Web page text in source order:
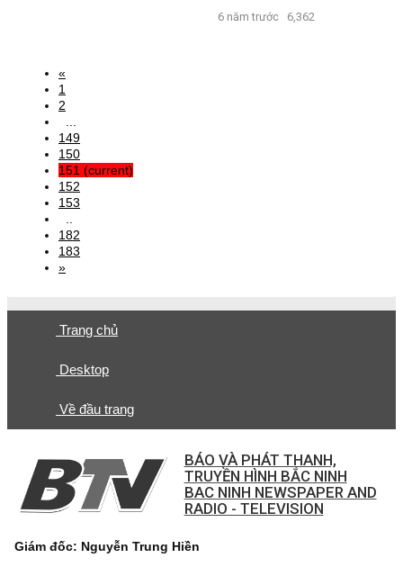
6 năm trước 6,362
«
1
2
...
149
150
151 (current)
152
153
..
182
183
»
Trang chủ
Desktop
Về đầu trang
BÁO VÀ PHÁT THANH,
TRUYỀN HÌNH BẮC NINH
BAC NINH NEWSPAPER AND
RADIO - TELEVISION
Giám đốc: Nguyễn Trung Hiền